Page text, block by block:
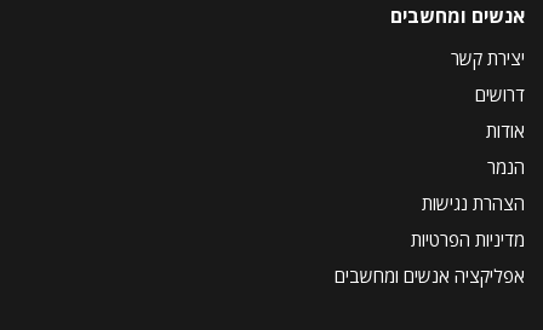
אנשים ומחשבים
יצירת קשר
דרושים
אודות
הנמר
הצהרת נגישות
מדיניות הפרטיות
אפליקציה אנשים ומחשבים